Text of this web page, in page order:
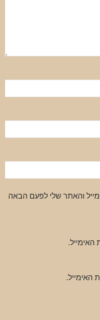
והאתר שלי לפעם הבאה
האימייל.
האימייל.